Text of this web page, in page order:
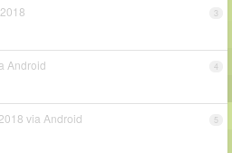
3
4
Android
5
via Android